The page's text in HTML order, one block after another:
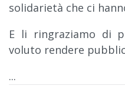
solidarietà che ci
E li ringraziamo di
voluto rendere
...